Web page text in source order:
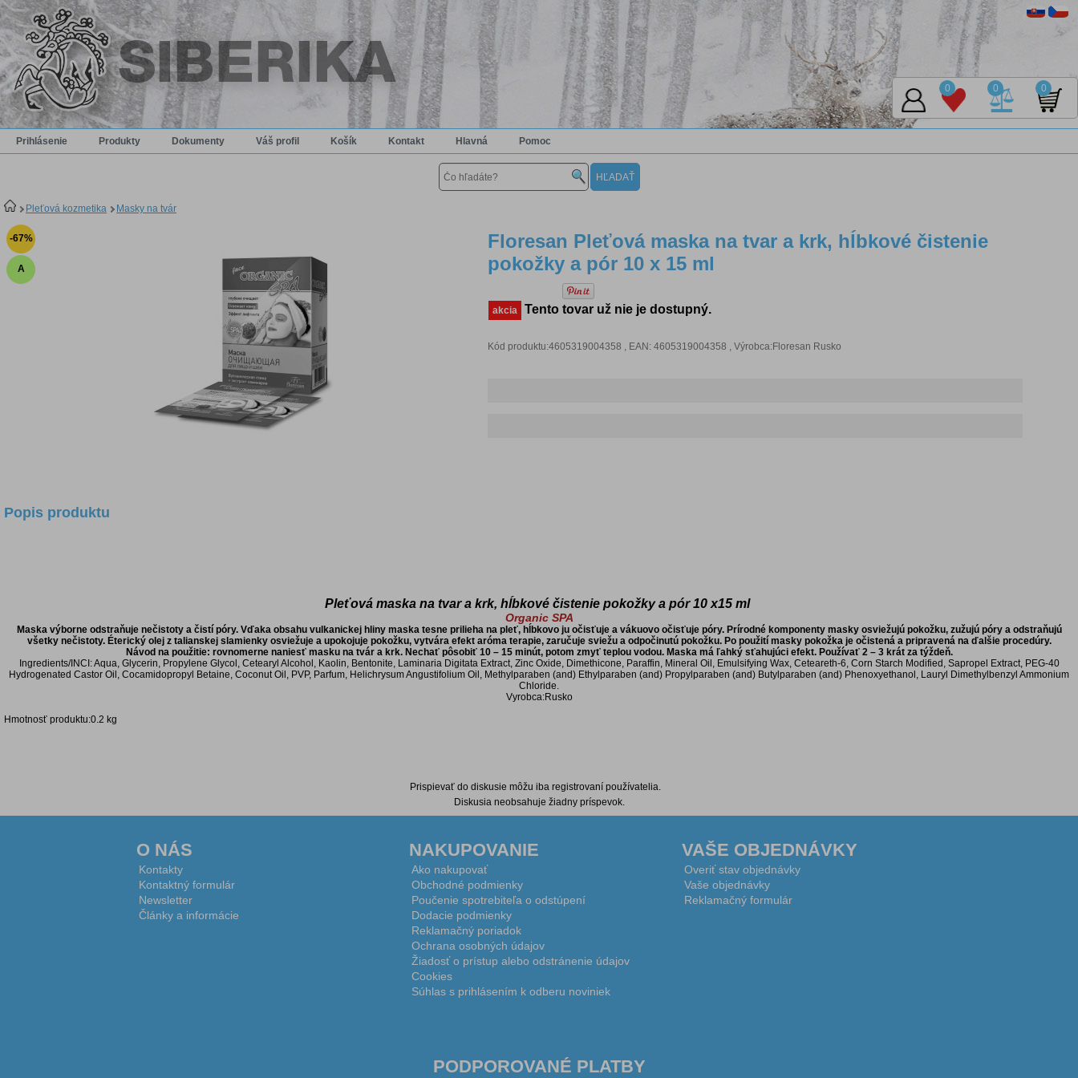
0 0 0
Prihlásenie Produkty Dokumenty Váš profil Košík Kontakt Hlavná Pomoc
Pleťová kozmetika Masky na tvár
-67%
A
Floresan Pleťová maska na tvar a krk, hĺbkové čistenie
pokožky a pór 10 x 15 ml
akcia Tento tovar už nie je dostupný.
Kód produktu:4605319004358 , EAN: 4605319004358 , Výrobca:Floresan Rusko
Popis produktu
Pleťová maska na tvar a krk, hĺbkové čistenie pokožky a pór 10 x15 ml
Organic SPA
Maska výborne odstraňuje nečistoty a čistí póry. Vďaka obsahu vulkanickej hliny maska tesne prilieha na pleť, hĺbkovo ju očisťuje a vákuovo očisťuje póry. Prírodné komponenty masky osviežujú pokožku, zužujú póry a odstraňujú
všetky nečistoty. Éterický olej z talianskej slamienky osviežuje a upokojuje pokožku, vytvára efekt aróma terapie, zaručuje sviežu a odpočinutú pokožku. Po použití masky pokožka je očistená a pripravená na ďalšie procedúry.
Návod na použitie: rovnomerne naniesť masku na tvár a krk. Nechať pôsobiť 10 – 15 minút, potom zmyť teplou vodou. Maska má ľahký sťahujúci efekt. Používať 2 – 3 krát za týždeň.
Ingredients/INCI: Aqua, Glycerin, Propylene Glycol, Cetearyl Alcohol, Kaolin, Bentonite, Laminaria Digitata Extract, Zinc Oxide, Dimethicone, Paraffin, Mineral Oil, Emulsifying Wax, Ceteareth-6, Corn Starch Modified, Sapropel Extract, PEG-40
Hydrogenated Castor Oil, Cocamidopropyl Betaine, Coconut Oil, PVP, Parfum, Helichrysum Angustifolium Oil, Methylparaben (and) Ethylparaben (and) Propylparaben (and) Butylparaben (and) Phenoxyethanol, Lauryl Dimethylbenzyl Ammonium
Chloride.
Vyrobca:Rusko
Hmotnosť produktu:0.2 kg
Prispievať do diskusie môžu iba registrovaní používatelia.
Diskusia neobsahuje žiadny príspevok.
O NÁS
Kontakty
Kontaktný formulár
Newsletter
Články a informácie
NAKUPOVANIE
Ako nakupovať
Obchodné podmienky
Poučenie spotrebiteľa o odstúpení
Dodacie podmienky
Reklamačný poriadok
Ochrana osobných údajov
Žiadosť o prístup alebo odstránenie údajov
Cookies
Súhlas s prihlásením k odberu noviniek
VAŠE OBJEDNÁVKY
Overiť stav objednávky
Vaše objednávky
Reklamačný formulár
PODPOROVANÉ PLATBY